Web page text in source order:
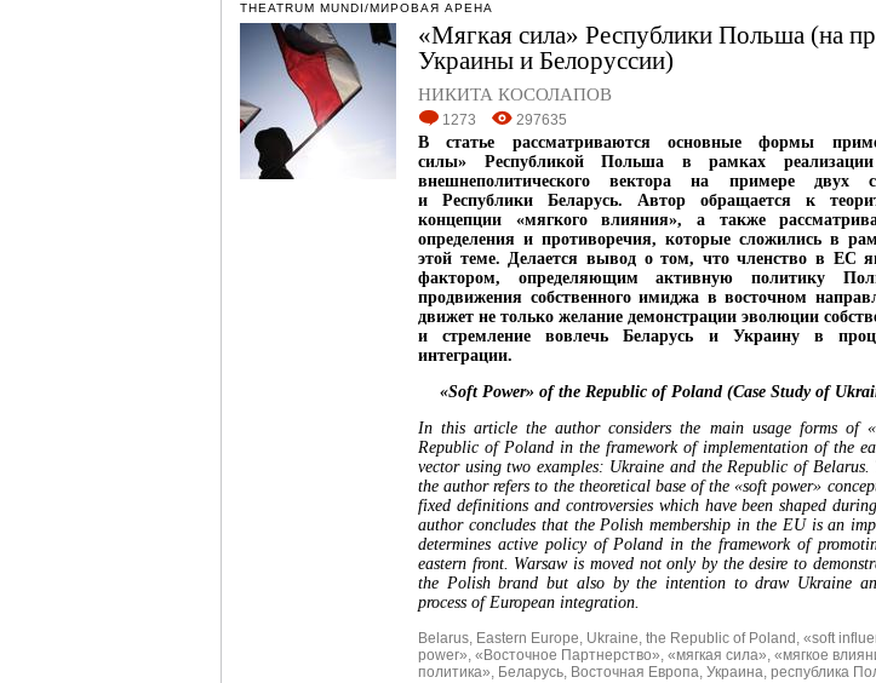
THEATRUM MUNDI/МИРОВАЯ АРЕНА
«Мягкая сила» Республики Польша (на
Украины и Белоруссии)
НИКИТА КОСОЛАПОВ
1273 297635
В статье рассматриваются основные формы
силы» Республикой Польша в рамках
внешнеполитического вектора на примере двух
и Республики Беларусь. Автор обращается к
концепции «мягкого влияния», а также
определения и противоречия, которые сложились в
этой теме.Делается вывод о том, что членство в ЕС
фактором, определяющим активную политику
продвижения собственного имиджа в восточном
движет не только желание демонстрации эволюции
и стремление вовлечь Беларусь и Украину в
интеграции.
«Soft Power» of the Republic of Poland (Case Study of
In this articlethe authorconsiders the main usage forms of
Republic of Poland in the framework of implementation of the
vector using two examples: Ukraine and the Republic of Belarus.
the author refers to the theoretical base of the «soft power»
fixed definitions and controversies which have been shaped
author concludes that the Polish membership in the EU is an
determines active policy of Poland in the framework of
eastern front. Warsaw is moved not only by the desire to
the Polish brand but also by the intention to draw Ukraine
process of European integration.
Belarus, Eastern Europe, Ukraine, the Republic of Poland , «soft
power», «Восточное Партнерство», «мягкая сила», «мягкое
политика», Беларусь, Восточная Европа, Украина, республика